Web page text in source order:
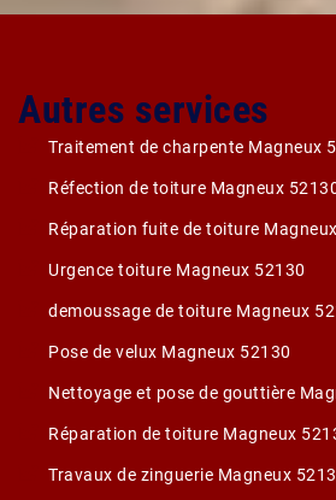
Autres services
Traitement de charpente Magneux
Réfection de toiture Magneux
Réparation fuite de toiture
Urgence toiture Magneux 52130
demoussage de toiture Magneux
Pose de velux Magneux 52130
Nettoyage et pose de gouttière
Réparation de toiture Magneux
Travaux de zinguerie Magneux